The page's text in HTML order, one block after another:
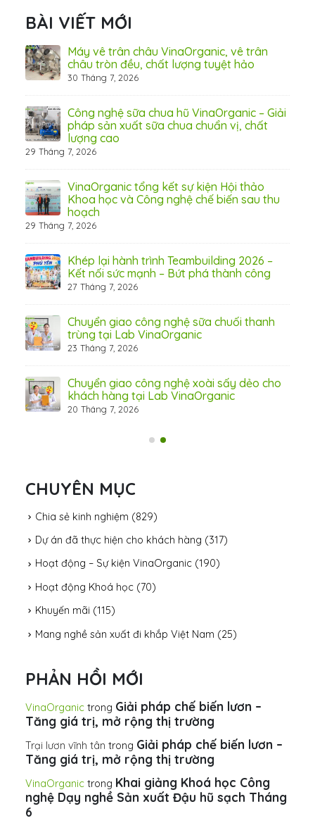
BÀI VIẾT MỚI
Máy vê trân châu VinaOrganic, vê trân
châu tròn đều, chất lượng tuyệt hảo
30 Tháng 7, 2026
Công nghệ sữa chua hũ VinaOrganic – Giải
pháp sản xuất sữa chua chuẩn vị, chất
lượng cao
29 Tháng 7, 2026
VinaOrganic tổng kết sự kiện Hội thảo
Khoa học và Công nghệ chế biến sau thu
hoạch
29 Tháng 7, 2026
Khép lại hành trình Teambuilding 2026 –
Kết nối sức mạnh – Bứt phá thành công
27 Tháng 7, 2026
Chuyển giao công nghệ sữa chuối thanh
trùng tại Lab VinaOrganic
23 Tháng 7, 2026
Chuyển giao công nghệ xoài sấy dẻo cho
khách hàng tại Lab VinaOrganic
20 Tháng 7, 2026
CHUYÊN MỤC
Chia sẻ kinh nghiệm (829)
Dự án đã thực hiện cho khách hàng (317)
Hoạt động – Sự kiện VinaOrganic (190)
Hoạt động Khoá học (70)
Khuyến mãi (115)
Mang nghề sản xuất đi khắp Việt Nam (25)
PHẢN HỒI MỚI
VinaOrganic trong Giải pháp chế biến lươn –
Tăng giá trị, mở rộng thị trường
Trại lươn vĩnh tân trong Giải pháp chế biến lươn –
Tăng giá trị, mở rộng thị trường
VinaOrganic trong Khai giảng Khoá học Công
nghệ Dạy nghề Sản xuất Đậu hũ sạch Tháng
6